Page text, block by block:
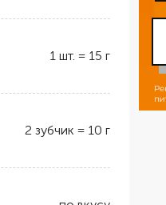
1 шт. = 15 г
2 зубчик = 10 г